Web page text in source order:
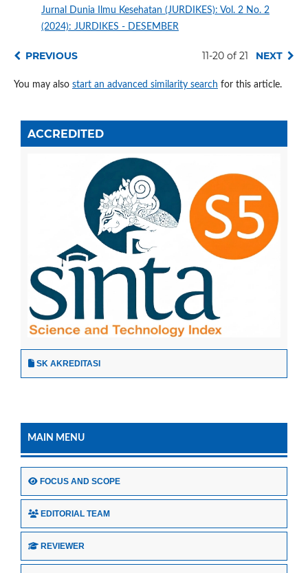
Jurnal Dunia Ilmu Kesehatan (JURDIKES): Vol. 2 No. 2
(2024): JURDIKES - DESEMBER
PREVIOUS 11-20 of 21 NEXT
You may also start an advanced similarity search for this article.
ACCREDITED
SK AKREDITASI
MAIN MENU
FOCUS AND SCOPE
EDITORIAL TEAM
REVIEWER